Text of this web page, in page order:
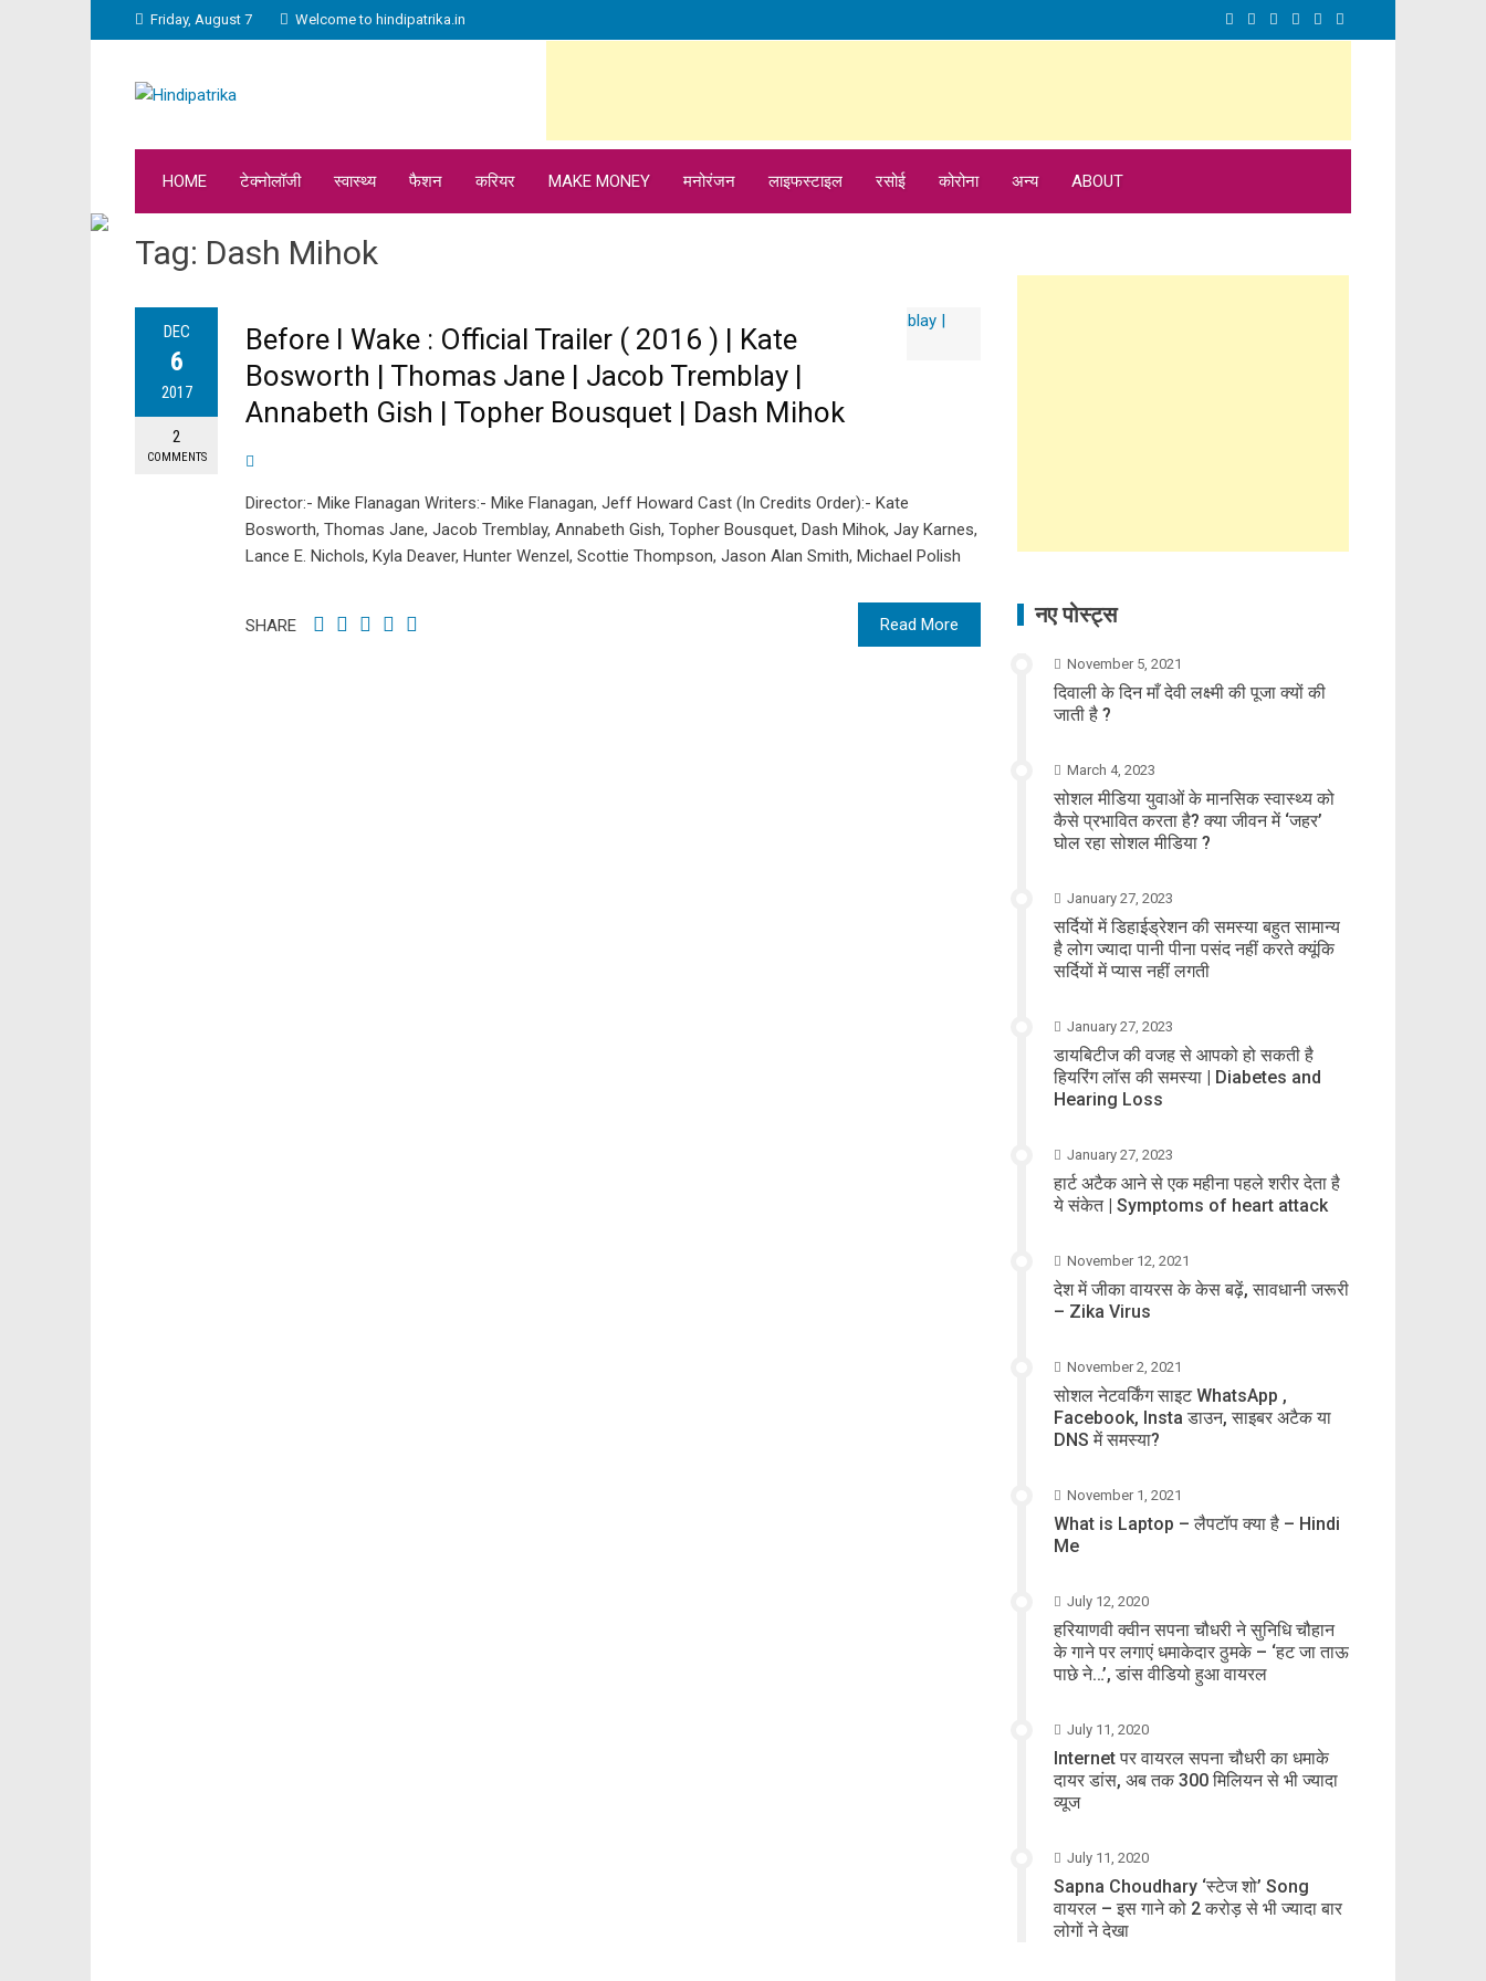
Friday, August 7 Welcome to hindipatrika.in
HOME टेक्नोलॉजी स्वास्थ्य फैशन करियर MAKE MONEY मनोरंजन लाइफस्टाइल रसोई कोरोना अन्य ABOUT
Tag: Dash Mihok
DEC
6
2017
2
COMMENTS
Before I Wake : Official Trailer ( 2016 ) | Kate
Bosworth | Thomas Jane | Jacob Tremblay |
Annabeth Gish | Topher Bousquet | Dash Mihok
Director:- Mike Flanagan Writers:- Mike Flanagan, Jeff Howard Cast (In Credits Order):- Kate
Bosworth, Thomas Jane, Jacob Tremblay, Annabeth Gish, Topher Bousquet, Dash Mihok, Jay Karnes,
Lance E. Nichols, Kyla Deaver, Hunter Wenzel, Scottie Thompson, Jason Alan Smith, Michael Polish
Read More
SHARE नए पोस्ट्स
November 5, 2021
दिवाली के दिन माँ देवी लक्ष्मी की पूजा क्यों की
जाती है ?
March 4, 2023
सोशल मीडिया युवाओं के मानसिक स्वास्थ्य को
कैसे प्रभावित करता है? क्या जीवन में ‘जहर’
घोल रहा सोशल मीडिया ?
January 27, 2023
सर्दियों में डिहाईड्रेशन की समस्या बहुत सामान्य
है लोग ज्यादा पानी पीना पसंद नहीं करते क्यूंकि
सर्दियों में प्यास नहीं लगती
January 27, 2023
डायबिटीज की वजह से आपको हो सकती है
हियरिंग लॉस की समस्या | Diabetes and
Hearing Loss
January 27, 2023
हार्ट अटैक आने से एक महीना पहले शरीर देता है
ये संकेत | Symptoms of heart attack
November 12, 2021
देश में जीका वायरस के केस बढ़ें, सावधानी जरूरी
– Zika Virus
November 2, 2021
सोशल नेटवर्किंग साइट WhatsApp ,
Facebook, Insta डाउन, साइबर अटैक या
DNS में समस्या?
November 1, 2021
What is Laptop – लैपटॉप क्या है – Hindi
Me
July 12, 2020
हरियाणवी क्वीन सपना चौधरी ने सुनिधि चौहान
के गाने पर लगाएं धमाकेदार ठुमके – ‘हट जा ताऊ
पाछे ने…’, डांस वीडियो हुआ वायरल
July 11, 2020
Internet पर वायरल सपना चौधरी का धमाके
दायर डांस, अब तक 300 मिलियन से भी ज्यादा
व्यूज
July 11, 2020
Sapna Choudhary ‘स्टेज शो’ Song
वायरल – इस गाने को 2 करोड़ से भी ज्यादा बार
लोगों ने देखा